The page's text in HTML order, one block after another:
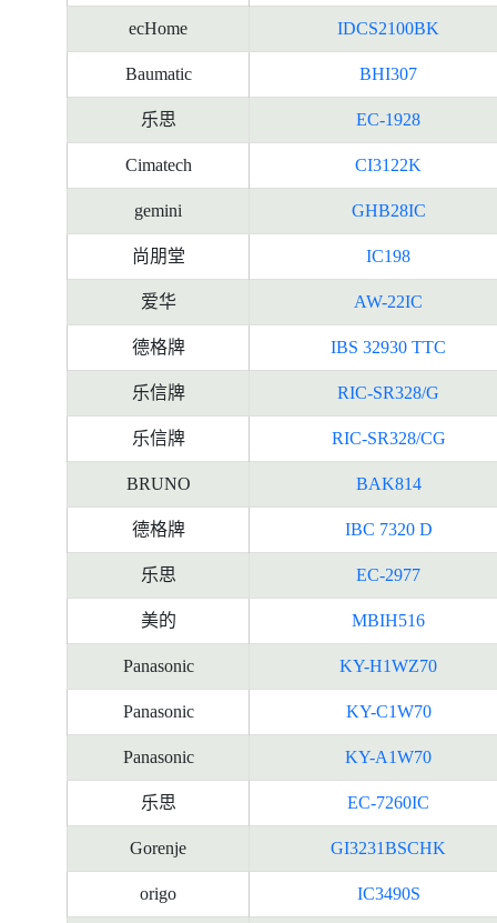
ecHome IDCS2100BK
Baumatic BHI307
乐思 EC-1928
Cimatech CI3122K
gemini GHB28IC
尚朋堂 IC198
爱华 AW-22IC
德格牌 IBS 32930 TTC
乐信牌 RIC-SR328/G
乐信牌 RIC-SR328/CG
BRUNO BAK814
德格牌 IBC 7320 D
乐思 EC-2977
美的 MBIH516
Panasonic KY-H1WZ70
Panasonic KY-C1W70
Panasonic KY-A1W70
乐思 EC-7260IC
Gorenje GI3231BSCHK
origo IC3490S